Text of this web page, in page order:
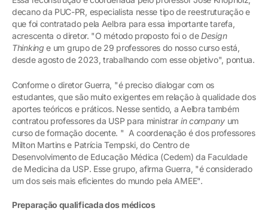
decano da PUC-PR, especialista nesse tipo de reestruturação e
que foi contratado pela Aelbra para essa importante tarefa,
acrescenta o diretor. "O método proposto foi o deDesign
Thinking e um grupo de 29 professores do nosso curso está,
desde agosto de 2023, trabalhando com esse objetivo", pontua.
Conforme o diretor Guerra, "é preciso dialogar com os
estudantes, que são muito exigentes em relação à qualidade dos
aportes teóricos e práticos. Nesse sentido, a Aelbra também
contratou professores da USP para ministrar in companyum
curso de formação docente. " A coordenação é dos professores
Milton Martins e Patrícia Tempski, do Centro de
Desenvolvimento de Educação Médica (Cedem) da Faculdade
de Medicina da USP. Esse grupo, afirma Guerra, "é considerado
um dos seis mais eficientes do mundo pela AMEE".
Preparação qualificada dos médicos